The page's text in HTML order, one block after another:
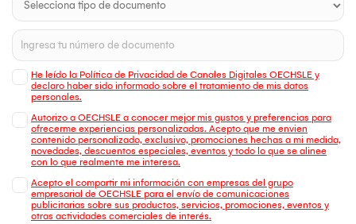
He leído la Política de Privacidad de Canales Digitales OECHSLE y
declaro haber sido informado sobre el tratamiento de mis datos
personales.
Autorizo a OECHSLE a conocer mejor mis gustos y preferencias para
ofrecerme experiencias personalizadas. Acepto que me envien
contenido personalizado, exclusivo, promociones hechas a mi medida,
novedades, descuentos especiales, eventos y todo lo que se alinee
con lo que realmente me interesa.
Acepto el compartir mi información con empresas del grupo
empresarial de OECHSLE para el envío de comunicaciones
publicitarias sobre sus productos, servicios, promociones, eventos y
otras actividades comerciales de interés.